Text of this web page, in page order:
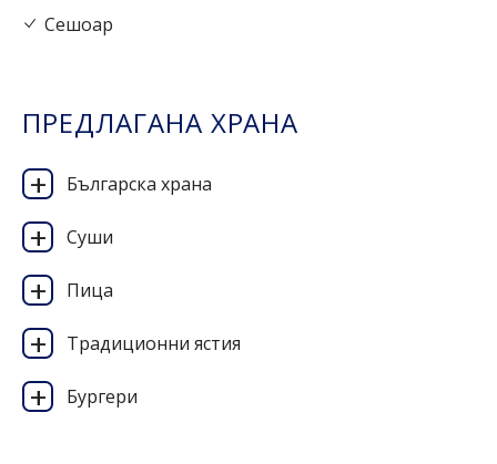
Сешоар
ПРЕДЛАГАНА ХРАНА
Българска храна
Суши
Пица
Традиционни ястия
Бургери